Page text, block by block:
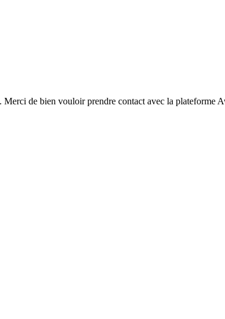
Merci de bien vouloir prendre contact avec la plateforme